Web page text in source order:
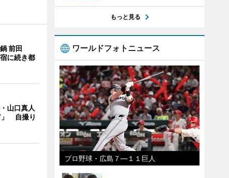
前田
に続き都
山口真人
」 自撮り
もっと見る
ワールドフォトニュース
プロ野球・広島７―１１巨人